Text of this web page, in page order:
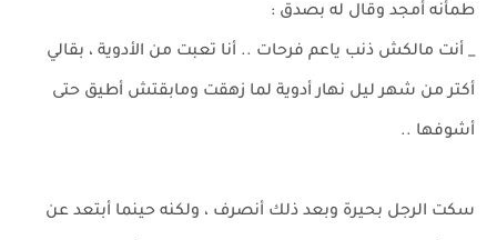
طمأنه أمجد وقال له بصدق :
_ أنت مالكش ذنب ياعم فرحات .. أنا تعبت من الأدوية ، بقالي
أكتر من شهر ليل نهار أدوية لما زهقت ومابقتش أطيق حتى
أشوفها ..
سكت الرجل بحيرة وبعد ذلك أنصرف ، ولكنه حينما أبتعد عن